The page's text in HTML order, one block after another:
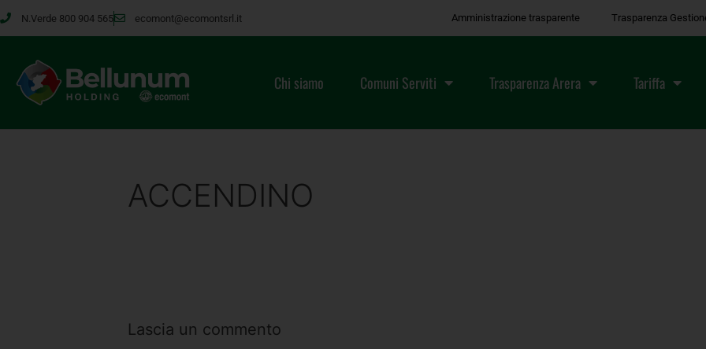
N.Verde 800 904 565 ecomont@ecomontsrl.it Amministrazione trasparente Trasparenza
Chi siamo Comuni Serviti Trasparenza Arera Tariffa
ACCENDINO
Lascia un commento